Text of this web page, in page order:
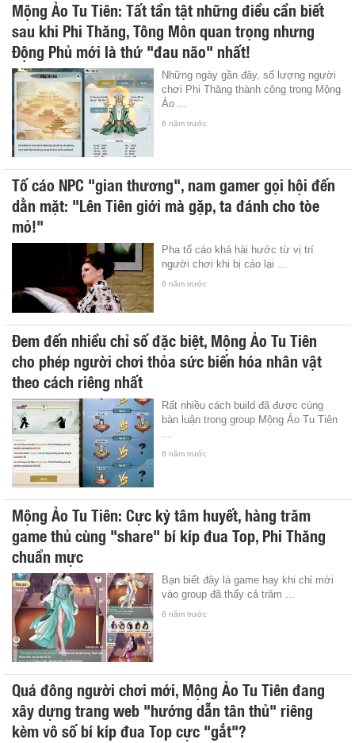
Mộng Ảo Tu Tiên: Tất tần tật những điều cần biết
sau khi Phi Thăng, Tông Môn quan trọng nhưng
Động Phủ mới là thứ "đau não" nhất!
Những ngày gần đây, số lượng người
chơi Phi Thăng thành công trong Mộng
Ảo ...
6 năm trước
Tố cáo NPC "gian thương", nam gamer gọi hội đến
dằn mặt: "Lên Tiên giới mà gặp, ta đánh cho tòe
mỏ!"
Pha tố cáo khá hài hước từ vị trí
người chơi khi bị cáo lại ...
6 năm trước
Đem đến nhiều chỉ số đặc biệt, Mộng Ảo Tu Tiên
cho phép người chơi thỏa sức biến hóa nhân vật
theo cách riêng nhất
Rất nhiều cách build đã được cùng
bàn luận trong group Mộng Ảo Tu Tiên
...
6 năm trước
Mộng Ảo Tu Tiên: Cực kỳ tâm huyết, hàng trăm
game thủ cùng "share" bí kíp đua Top, Phi Thăng
chuẩn mực
Bạn biết đây là game hay khi chỉ mới
vào group đã thấy cả trăm ...
6 năm trước
Quá đông người chơi mới, Mộng Ảo Tu Tiên đang
xây dựng trang web "hướng dẫn tân thủ" riêng
kèm vô số bí kíp đua Top cực "gắt"?